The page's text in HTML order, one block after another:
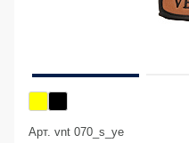
Арт. vnt 070_s_ye